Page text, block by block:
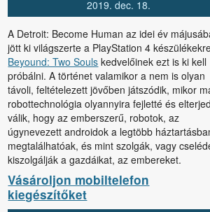
2019. dec. 18.
A Detroit: Become Human az idei év
jött ki világszerte a PlayStation 4
Beyound: Two Souls kedvelőinek ezt is ki kell
próbálni. A történet valamikor a nem is olyan
távoli, feltételezett jövőben játszódik, mikor
robottechnológia olyannyira fejletté és
válik, hogy az emberszerű, robotok, az
úgynevezett androidok a legtöbb
megtalálhatóak, és mint szolgák, vagy
kiszolgálják a gazdáikat, az embereket.
Vásároljon mobiltelefon
kiegészítőket